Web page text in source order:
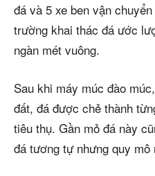
đá và 5 xe ben vận
trường khai thác đá ước
ngàn mét vuông.
Sau khi máy múc đào
đất, đá được chẻ thành
tiêu thụ. Gần mỏ đá này
đá tương tự nhưng quy mô